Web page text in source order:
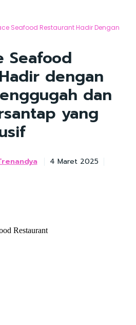
Seafood Restaurant Hadir Dengan
Seafood
dengan
dan
yang
4 Maret 2025